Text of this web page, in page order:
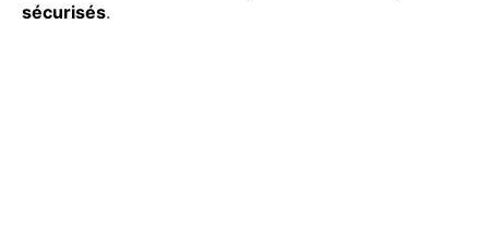
sécurisés.